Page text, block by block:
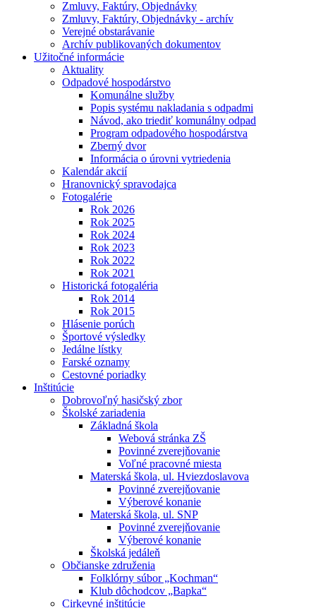
Zmluvy, Faktúry, Objednávky
Zmluvy, Faktúry, Objednávky - archív
Verejné obstarávanie
Archív publikovaných dokumentov
Užitočné informácie
Aktuality
Odpadové hospodárstvo
Komunálne služby
Popis systému nakladania s odpadmi
Návod, ako triediť komunálny odpad
Program odpadového hospodárstva
Zberný dvor
Informácia o úrovni vytriedenia
Kalendár akcií
Hranovnický spravodajca
Fotogalérie
Rok 2026
Rok 2025
Rok 2024
Rok 2023
Rok 2022
Rok 2021
Historická fotogaléria
Rok 2014
Rok 2015
Hlásenie porúch
Športové výsledky
Jedálne lístky
Farské oznamy
Cestovné poriadky
Inštitúcie
Dobrovoľný hasičský zbor
Školské zariadenia
Základná škola
Webová stránka ZŠ
Povinné zverejňovanie
Voľné pracovné miesta
Materská škola, ul. Hviezdoslavova
Povinné zverejňovanie
Výberové konanie
Materská škola, ul. SNP
Povinné zverejňovanie
Výberové konanie
Školská jedáleň
Občianske združenia
Folklórny súbor „Kochman“
Klub dôchodcov „Bapka“
Cirkevné inštitúcie